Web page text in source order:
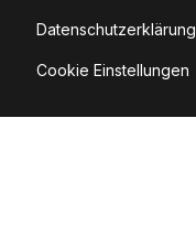
Datenschutzerklärung
Cookie Einstellungen